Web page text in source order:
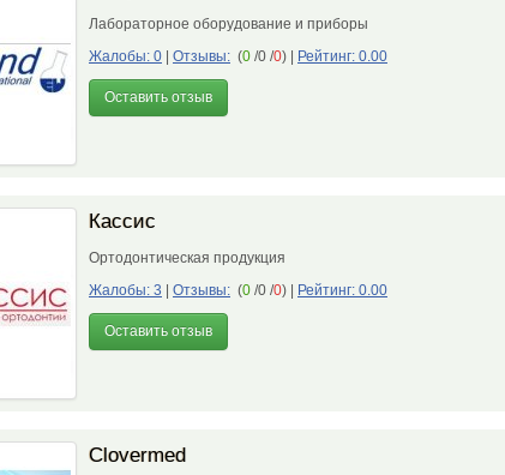
Лабораторное оборудование и приборы
Жалобы: 0
Отзывы: (0 /0 /0) Рейтинг: 0.00
Оставить отзыв
Кассис
Ортодонтическая продукция
Жалобы: 3
Отзывы: (0 /0 /0) Рейтинг: 0.00
Оставить отзыв
Сlovermed